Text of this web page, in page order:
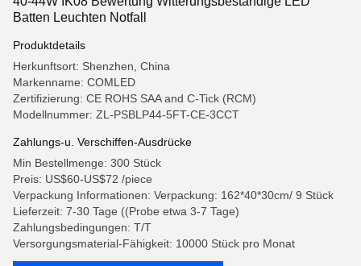
Batten Leuchten Notfall
Produktdetails
Herkunftsort: Shenzhen, China
Markenname: COMLED
Zertifizierung: CE ROHS SAA and C-Tick (RCM)
Modellnummer: ZL-PSBLP44-5FT-CE-3CCT
Zahlungs-u. Verschiffen-Ausdrücke
Min Bestellmenge: 300 Stück
Preis: US$60-US$72 /piece
Verpackung Informationen: Verpackung: 162*40*30cm/ 9 Stück
Lieferzeit: 7-30 Tage ((Probe etwa 3-7 Tage)
Zahlungsbedingungen: T/T
Versorgungsmaterial-Fähigkeit: 10000 Stück pro Monat